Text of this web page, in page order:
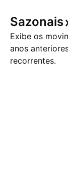
Sazonais
Exibe os
anos
recorrentes.